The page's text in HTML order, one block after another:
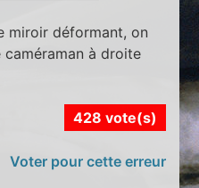
miroir déformant, on
à droite
428 vote(s)
Voter pour cette erreur